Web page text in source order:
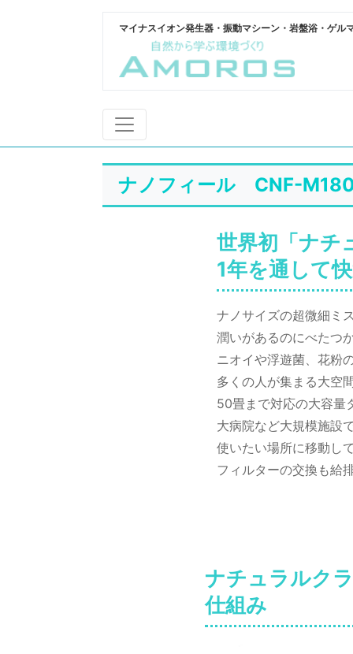
マイナスイオン発生器・振動マシーン・岩盤浴・ゲル
ナノフィール CNF-
世界初「ナチ
1年を通して
ナノサイズの超微細ミ
潤いがあるのにべたつ
ニオイや浮遊菌、花粉
多くの人が集まる大空
50畳まで対応の大容量
大病院など大規模施設
使いたい場所に移動し
フィルターの交換も給
ナチュラルク
仕組み